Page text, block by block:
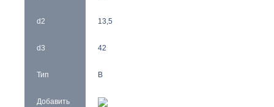
d2
d3
Тип
Добавить
13,5
42
B